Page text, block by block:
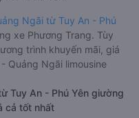
Ngãi từ Tuy An - Phú
xe Phương Trang. Tùy
trình khuyến mãi, giá
Quảng Ngãi limousine
Tuy An - Phú Yên giường
cả tốt nhất